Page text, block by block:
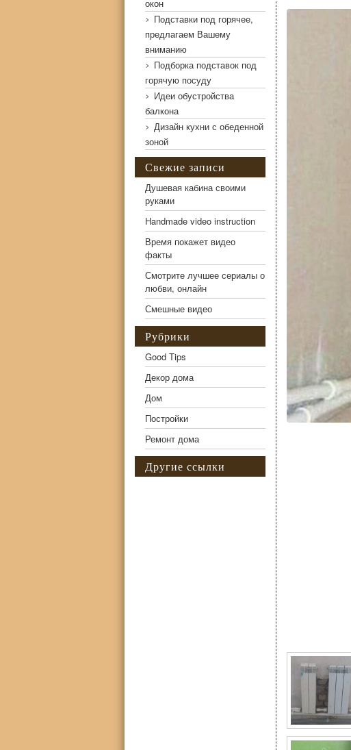
Некачественная разводка труб
окон
Подставки под горячее,
предлагаем Вашему
вниманию
Подборка подставок под
горячую посуду
Идеи обустройства
балкона
Дизайн кухни с обеденной
зоной
Свежие записи
Душевая кабина своими
руками
Handmade video instruction
Время покажет видео
факты
Смотрите лучшее сериалы о
любви, онлайн
Смешные видео
Рубрики
Good Tips
Декор дома
Дом
Постройки
Ремонт дома
Другие ссылки